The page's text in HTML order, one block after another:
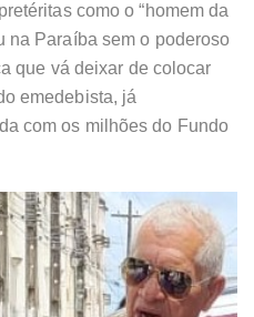
como o “homem da
na Paraíba sem o poderoso
que vá deixar de colocar
emedebista, já
com os milhões do Fundo